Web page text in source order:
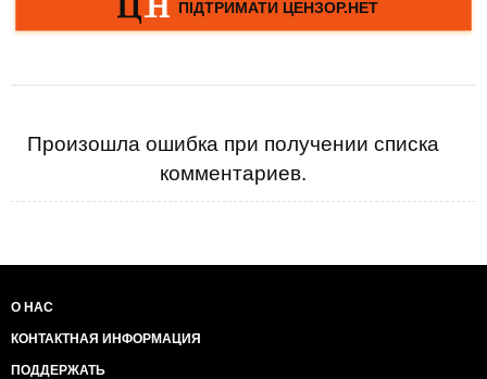
Произошла ошибка при получении списка
комментариев.
О НАС
КОНТАКТНАЯ ИНФОРМАЦИЯ
ПОДДЕРЖАТЬ